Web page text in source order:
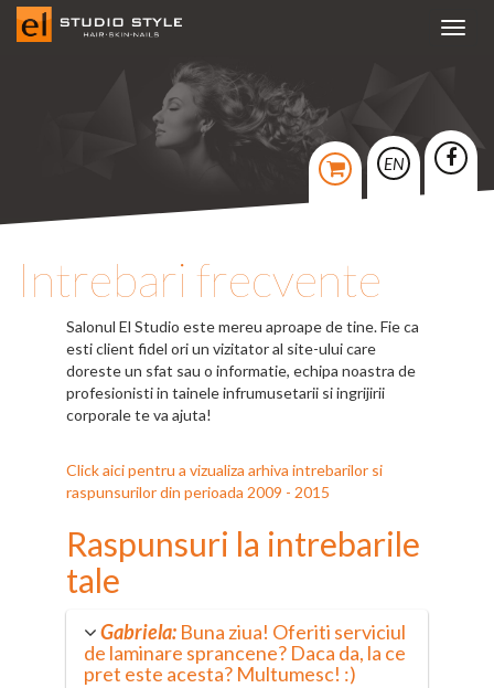
EN
Intrebari frecvente
Salonul El Studio este mereu aproape de tine. Fie ca
esti client fidel ori un vizitator al site-ului care
doreste un sfat sau o informatie, echipa noastra de
profesionisti in tainele infrumusetarii si ingrijirii
corporale te va ajuta!
Click aici pentru a vizualiza arhiva intrebarilor si
raspunsurilor din perioada 2009 - 2015
Raspunsuri la intrebarile
tale
Gabriela: Buna ziua! Oferiti serviciul
de laminare sprancene? Daca da, la ce
pret este acesta? Multumesc! :)